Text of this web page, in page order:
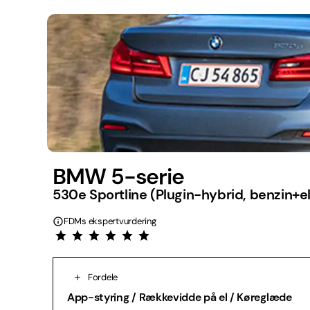
BMW 5-serie
530e Sportline (Plugin-hybrid,
FDMs ekspertvurdering
Fordele
App-styring / Rækkevidde på el / Køreglæde